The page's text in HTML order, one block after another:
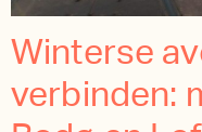
Winterse
verbinden: